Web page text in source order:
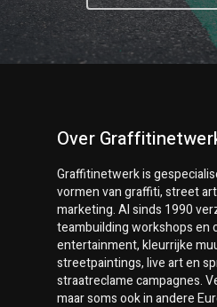
Over
Graffitinetwerkis
vormen van graffiti, street
marketing. Al sinds 1990
teambuilding workshops en
entertainment, kleurrijke
streetpaintings, live art en
straatreclame campagnes.
maar soms ook in andere